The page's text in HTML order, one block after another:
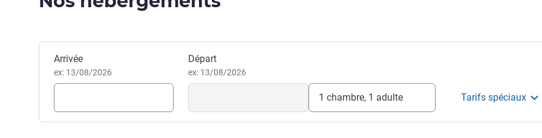
Réserver cet hôtel
Arrivée
ex: 13/08/2026
Départ
ex: 13/08/2026
1 chambre, 1 adulte Tarifs spéciaux